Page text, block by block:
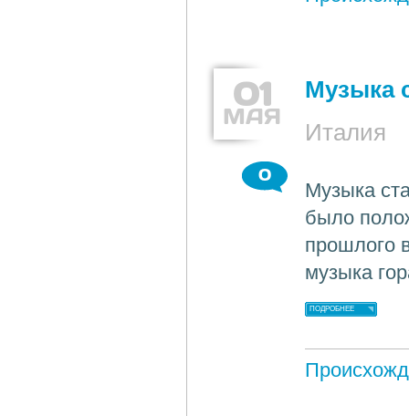
01
МАЯ
Музыка
Италия
0
Музыка
было
прошлого
музыка
ПОДРОБНЕЕ